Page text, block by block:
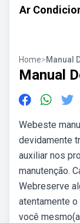
Ar
Home>Manual
Manual
Webeste
devidamente
auxiliar nos
manutenção.
Webreserve
atentamente
você